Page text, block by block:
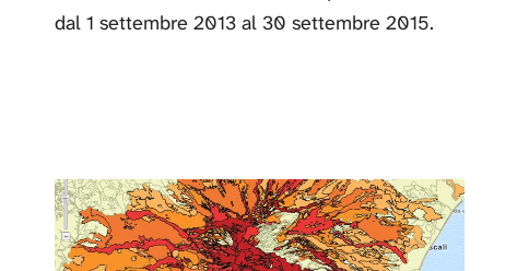
dal 1 settembre 2013 al 30 settembre 2015.